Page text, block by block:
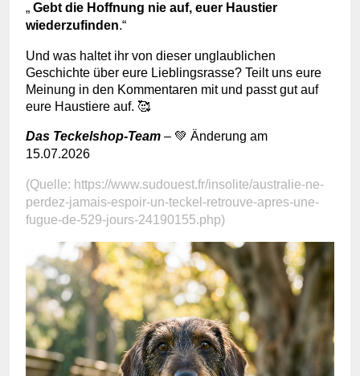
„ Gebt die Hoffnung nie auf, euer Haustier
wiederzufinden.“
Und was haltet ihr von dieser unglaublichen
Geschichte über eure Lieblingsrasse? Teilt uns eure
Meinung in den Kommentaren mit und passt gut auf
eure Haustiere auf. 🥰
Das Teckelshop-Team – 💚 Änderung am
15.07.2026
(Quelle: https://www.sudouest.fr/insolite/australie-ne-
perdez-jamais-espoir-un-teckel-retrouve-apres-une-
fugue-de-529-jours-24190155.php)